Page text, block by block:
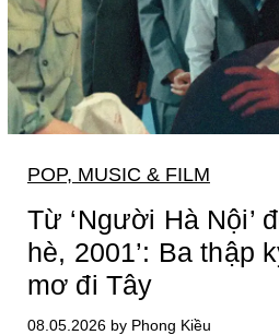
POP, MUSIC & FILM
Từ ‘Người Hà Nội’
hè, 2001’: Ba thập
mơ đi Tây
08.05.2026 by Phong Kiều